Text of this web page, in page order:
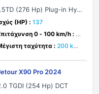
(276 Hp) Plug-in Hyb
DHT Pro
(HP) : 137
0 - 100 km/h : 7.
ταχύτητα : 200 km/
X90 Pro 2024
TGDI (254 Hp) DCT